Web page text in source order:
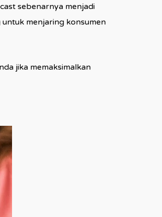
sebenarnya menjadi
menjaring konsumen
jika memaksimalkan